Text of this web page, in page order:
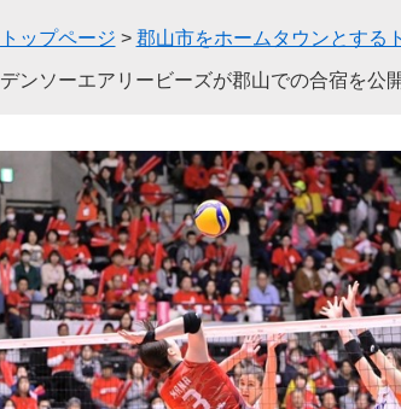
トップページ > 郡山市をホームタウンとする
デンソーエアリービーズが郡山での合宿を公